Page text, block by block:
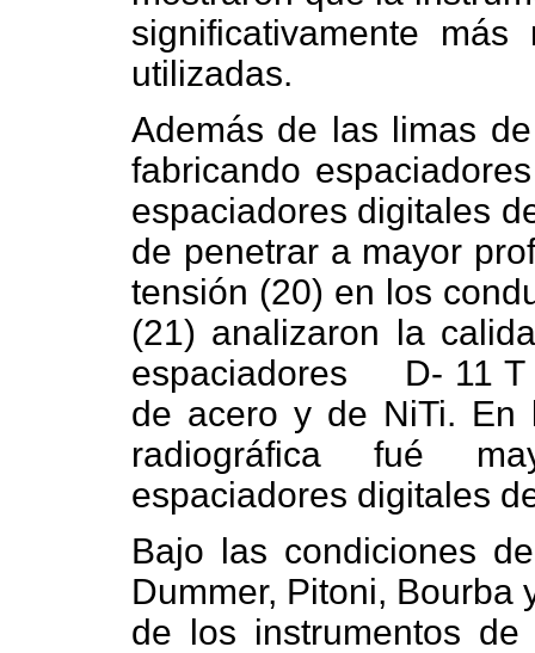
significativamente
utilizadas.
Además de las limas
fabricando
espaciadores digitales
de penetrar a mayor
tensión (20) en los
(21) analizaron la
espaciadores
D- 11
de acero y de NiTi. En
radiográfica fué
espaciadores digitales
Bajo las condiciones
Dummer, Pitoni, Bourba
de los instrumentos